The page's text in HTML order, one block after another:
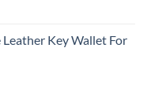
Key Wallet For